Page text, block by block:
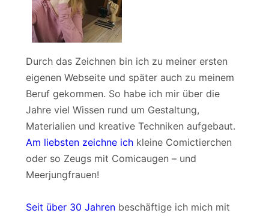
Durch das Zeichnen bin ich zu meiner ersten
eigenen Webseite und später auch zu meinem
Beruf gekommen. So habe ich mir über die
Jahre viel Wissen rund um Gestaltung,
Materialien und kreative Techniken aufgebaut.
Am liebsten zeichne ichkleine Comictierchen
oder so Zeugs mit Comicaugen – und
Meerjungfrauen!
Seit über 30 Jahrenbeschäftige ich mich mit